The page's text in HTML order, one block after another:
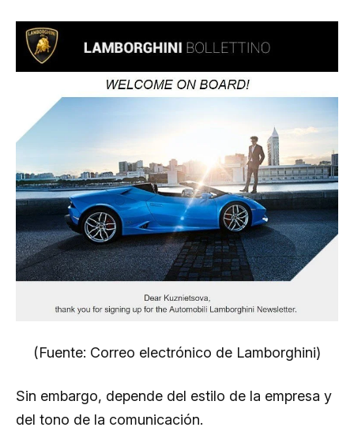
(Fuente: Correo electrónico de Lamborghini)
Sin embargo, depende del estilo de la empresa y
del tono de la comunicación.